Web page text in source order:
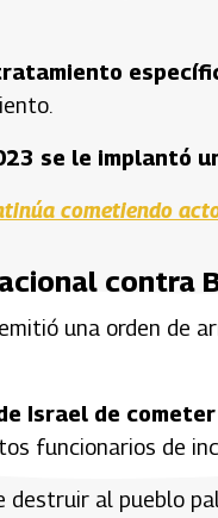
se le implantó
cometiendo
contra
una orden de
Israel de
funcionarios de
al pueblo